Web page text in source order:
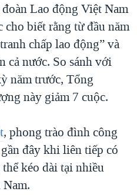
Lao động Việt Nam
cho biết rằng từ đầu năm
chấp lao động” và
cả nước. So sánh với
năm trước, Tổng
này giảm 7 cuộc.
, phong trào đình công
đây khi liên tiếp có
kéo dài tại nhiều